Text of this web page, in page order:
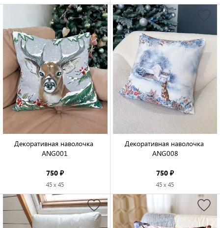
Декоративная наволочка
ANG001
750 ₽
45 x 45
Декоративная наволочка
ANG008
750 ₽
45 x 45